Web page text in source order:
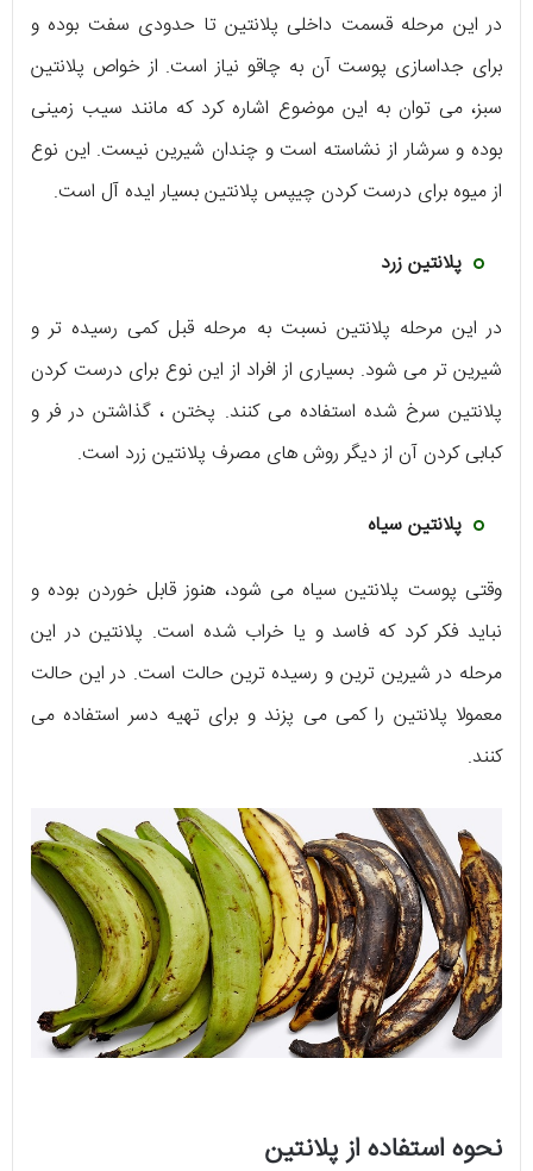
در این مرحله قسمت داخلی پلانتین تا حدودی سفت بوده و
برای جداسازی پوست آن به چاقو نیاز است. از خواص پلانتین
سبز، می توان به این موضوع اشاره کرد که مانند سیب زمینی
بوده و سرشار از نشاسته است و چندان شیرین نیست. این نوع
از میوه برای درست کردن چیپس پلانتین بسیار ایده آل است.
پلانتین زرد
در این مرحله پلانتین نسبت به مرحله قبل کمی رسیده تر و
شیرین تر می شود. بسیاری از افراد از این نوع برای درست کردن
پلانتین سرخ شده استفاده می کنند. پختن ، گذاشتن در فر و
کبابی کردن آن از دیگر روش های مصرف پلانتین زرد است.
پلانتین سیاه
وقتی پوست پلانتین سیاه می شود، هنوز قابل خوردن بوده و
نباید فکر کرد که فاسد و یا خراب شده است. پلانتین در این
مرحله در شیرین ترین و رسیده ترین حالت است. در این حالت
معمولا پلانتین را کمی می پزند و برای تهیه دسر استفاده می
کنند.
نحوه استفاده از پلانتین